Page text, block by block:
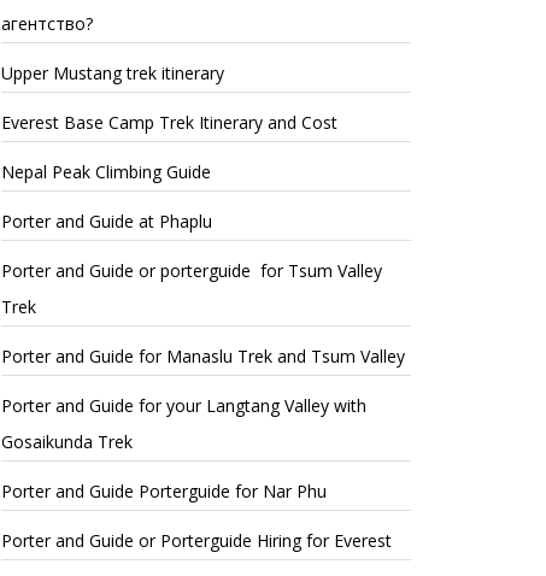
агентство?
Upper Mustang trek itinerary
Everest Base Camp Trek Itinerary and Cost
Nepal Peak Climbing Guide
Porter and Guide at Phaplu
Porter and Guide or porterguide for Tsum Valley
Trek
Porter and Guide for Manaslu Trek and Tsum Valley
Porter and Guide for your Langtang Valley with
Gosaikunda Trek
Porter and Guide Porterguide for Nar Phu
Porter and Guide or Porterguide Hiring for Everest